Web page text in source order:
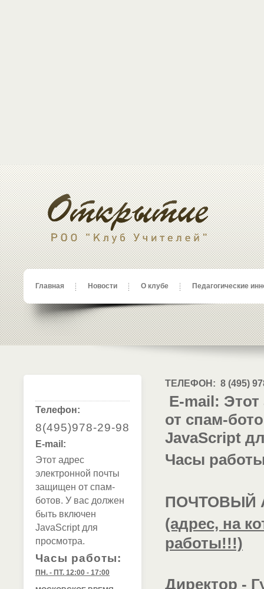
Главная Новости О клубе Педагогические
Телефон:
8(495)978-29-98
E-mail:
Этот адрес
электронной почты
защищен от спам-
ботов. У вас должен
быть включен
JavaScript для
просмотра.
Часы работы:
ПН. - ПТ. 12:00 - 17:00
ТЕЛЕФОН: 8 (495)
E-mail:
от спам-
JavaScript
Часы
ПОЧТОВЫЙ
(адрес, на
работы!!!)
Директор -